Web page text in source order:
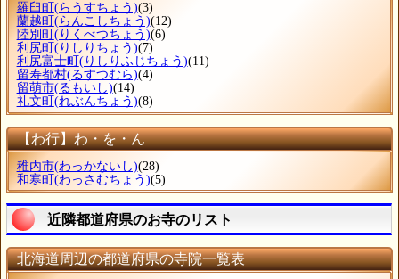
羅臼町 (らうすちょう)(3)
蘭越町 (らんこしちょう)(12)
陸別町 (りくべつちょう)(6)
利尻町 (りしりちょう)(7)
利尻富士町 (りしりふじちょう)(11)
留寿都村(るすつむら)(4)
留萌市(るもいし)(14)
礼文町 (れぶんちょう)(8)
【わ行】わ・を・ん
稚内市(わっかないし)(28)
和寒町 (わっさむちょう)(5)
近隣都道府県のお寺のリスト
北海道周辺の都道府県の寺院一覧表